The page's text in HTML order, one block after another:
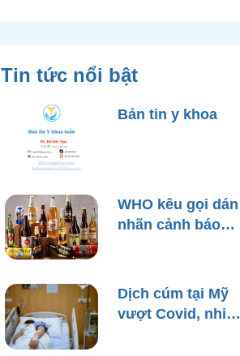
Tin tức nổi bật
Bản tin y khoa
WHO kêu gọi dán
nhãn cảnh báo
Dịch cúm tại Mỹ
vượt Covid, nhiều